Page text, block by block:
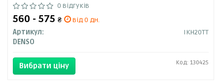
0 відгуків
560 - 575 ₴
від 0 дн.
Артикул:
IKH20TT
DENSO
Вибрати ціну Код: 130425